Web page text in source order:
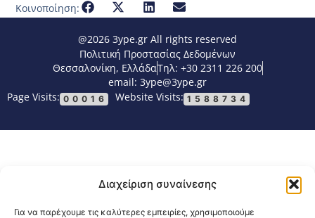
Διαχείριση συναίνεσης
Για να παρέχουμε τις καλύτερες εμπειρίες, χρησιμοποιούμε
Κοινοποίηση:
@2026 3ype.gr All rights reserved
Πολιτική Προστασίας Δεδομένων
Θεσσαλονίκη, ΕλλάδαΤηλ: +30 2311 226 200
email: 3ype@3ype.gr
Page Visits: 00016 Website Visits: 1588734